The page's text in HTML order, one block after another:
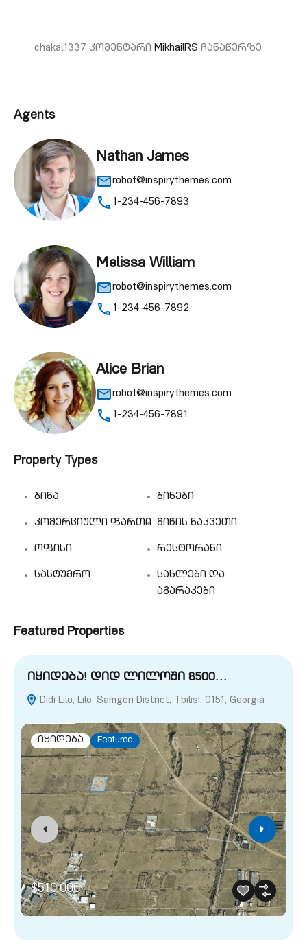
chakal1337 კომენტარი MikhailRS ჩანაწერზე
Agents
Nathan James
robot@inspirythemes.com
1-234-456-7893
Melissa William
robot@inspirythemes.com
1-234-456-7892
Alice Brian
robot@inspirythemes.com
1-234-456-7891
Property Types
ბინა ბინები
კომერციული ფართი მიწის ნაკვეთი
ოფისი რესტორანი
სასტუმრო
სახლები და
აგარაკები
Featured Properties
იყიდება! დიდ ლილოში 8500…
Didi Lilo, Lilo, Samgori District, Tbilisi, 0151, Georgia
იყიდება Featured
$510,000